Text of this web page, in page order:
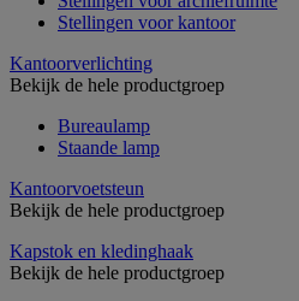
Stellingen voor kantoor
Kantoorverlichting
Bekijk de hele productgroep
Bureaulamp
Staande lamp
Kantoorvoetsteun
Bekijk de hele productgroep
Kapstok en kledinghaak
Bekijk de hele productgroep